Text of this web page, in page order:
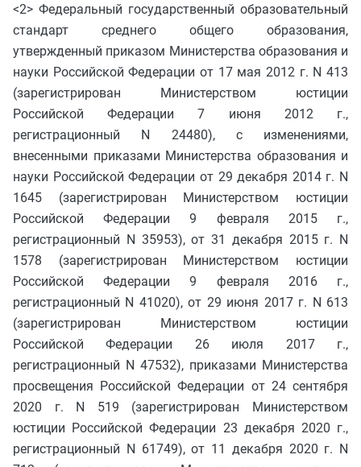
<2> Федеральный государственный образовательный
стандарт среднего общего образования,
утвержденный приказом Министерства образования и
науки Российской Федерации от 17 мая 2012 г. N 413
(зарегистрирован Министерством юстиции
Российской Федерации 7 июня 2012 г.,
регистрационный N 24480), с изменениями,
внесенными приказами Министерства образования и
науки Российской Федерации от 29 декабря 2014 г. N
1645 (зарегистрирован Министерством юстиции
Российской Федерации 9 февраля 2015 г.,
регистрационный N 35953), от 31 декабря 2015 г. N
1578 (зарегистрирован Министерством юстиции
Российской Федерации 9 февраля 2016 г.,
регистрационный N 41020), от 29 июня 2017 г. N 613
(зарегистрирован Министерством юстиции
Российской Федерации 26 июля 2017 г.,
регистрационный N 47532), приказами Министерства
просвещения Российской Федерации от 24 сентября
2020 г. N 519 (зарегистрирован Министерством
юстиции Российской Федерации 23 декабря 2020 г.,
регистрационный N 61749), от 11 декабря 2020 г. N